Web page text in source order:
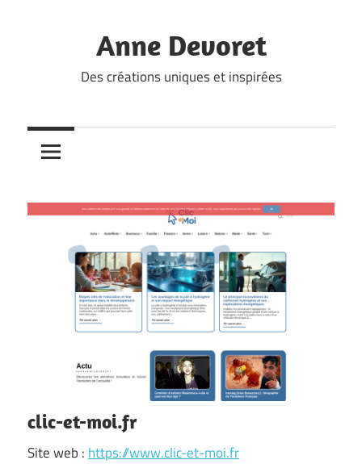
Anne Devoret
Des créations uniques et inspirées
clic-et-moi.fr
Site web : https://www.clic-et-moi.fr